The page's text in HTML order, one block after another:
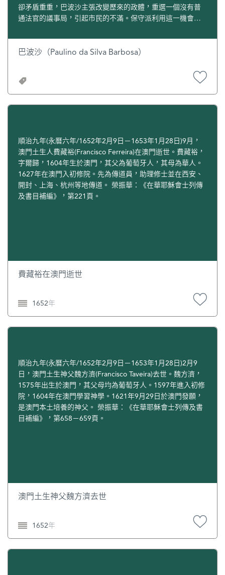
在“東望洋跑道”旁邊。 除參與澳門格蘭披治大賽外，德利車
隊是首支由華人擁有的一級方程式車隊，1978年、1981年、
劃，不再以德利車隊的名義出戰一級方程式賽車，但他對一
級方程式賽車的支持從未停止。 1983年，在德利的積極推動
改制為三級方程式賽車，德利車隊邀請新人冼拿（Ayrton
Senna da Silva）出戰，並取得冠軍，冼拿後晉身為一級方程
式賽車名將；成為一級方程式賽車冠軍的夏健侖（Mika
Hakkinen）等多位車壇名將，都是出自德利車隊。德利車隊
長車手，澳門大賽車博物館設專區展出與德利有關的展品。
他在香港淺水灣和澳門松山華宅的車房內，擺放著幾輛古董
跑車。一有煩惱，他就到車房看看他的寶貝。他說一看見它
們，一切煩惱便煙消雲散。 在大半生中，德利風流盡顯。
1983年，他在墨西哥度假勝地阿及培哥出盡風頭，請來世界
各地認識的52位前度女友及她們的丈夫、兒女，與他共度70
他的“豪舉”，名震全球。 德利妻子是何鴻燊之妹何婉婉，當
年德利前往西貢暫避戰亂時認識，雙雙墮入愛河。何婉婉居
他最疼愛的兒子。德利的港澳生意都交由長子葉慶華打理，
葉慶華原是他的侄子，後過繼給他。德利生育三子二女，從
醫的女兒因癌症病逝，年僅30歲。德利傷心了很長時間，並
捐獻一筆錢給癌病基金。 德利原持有約一成的澳娛股權，
國、加拿大都有產業，擁有財富估計逾20億港元。 1990年，
德利因腸出血在美國的專科醫院進行大手術。手術前，醫生
告訴他生存機會不大。不過，他還是從死裡逃生，可能與他
年輕時當甲組足球員練就的強健體魄和多年賽車練就的頑強
意志有關。 德利對風水深信不疑，其中環德成大廈辦事處，
電話、傢具等都與27年前入住時一樣，絲毫沒有變動。原
式。 葉德利生前好友前來弔唁，夏利里拉家族成員夏利萊博
士及兒子夏雅朗，賭王何鴻燊二太太的兄長藍鏵纓、三太太
陳婉珍及羅保爵士，許世勳和鄭裕彤等人送上花籃致意。何
鴻燊在兒子何猷龍及兒媳婦羅秀茵的陪同下，前來參加喪
下基礎。婉華幾個姐妹長得非常漂亮，舅媽（婉華）信奉天
主教，對我們幾個子侄非常照顧，我可以去英國讀書，全靠
瓊纓。當時，他家業大，工作非常繁忙，各種各樣應酬應接
不暇，需要一位女主人操持家務，並經常陪伴自己左右出席
昏迷一個月，健康狀況更差。二女何超賢憶述，母親蘇醒
時，已失去大部分記憶，長時間不懂進食，行動非常困難。
1981年6月，婉華的獨子何猷光及妻子Suki在何鴻燊位於葡萄
牙里斯本的寓所吃完飯，在回家途中因車禍身亡。何鴻燊極
露面，極少過問何鴻燊的感情事。由於她從不看中文報章，
身邊的人又不向她提及，丈夫跟其他三位太太的新聞，她知
道得很少。她早年出席慈善活動，是個粵劇迷。二女何超賢
悲痛地說，她（婉華）沒做過壞事，卻要承受很多病痛，上
天對她太不公平。 何鴻燊的四位太太當中，以婉華資產最
少。她住在澳門主教山兩層高大屋，長期重病癱瘓，何鴻燊
華的病情一直不穩定，多年來受盡腎病和腸病折磨，需要24
小時看護照顧，還要定期到香港養和醫院接受檢查。2003
沒帶她到醫院檢查。直至“非典”疫情減弱，家人才帶她從澳
門到香港入住養和醫院的私家病房檢查身體。“非典”期間，
婉華一直沒外出，大部分時間都臥床休養，親友一直陪伴
她。 因她身體日差，原住在澳門主教山大宅的何超雄，大部
婉華出院回到淺水灣一號大宅休養，何鴻燊放下手裡的工作
陪伴妻子下棋、打麻將。 何鴻燊每年都會為婉華慶祝生日。
2002年8月，婉華78歲大壽，他在澳門葡京擺了18桌宴席，
以自助餐形式為她賀壽。2003年生日，婉華在醫院度過，何
鴻燊及女兒都買了蛋糕為她慶祝，何鴻燊送她一束黃玫瑰和
一套鑽飾。 孫女何家華於2003年2月結婚時，婉華最後一次
的追思安息儀式在澳門大廟頂大堂舉行。2月25日早上和晚上
8點，澳門特別行政區政府降下半旗致哀。 澳門特區行政長官
安司司長張國華，全國政協常委吳福、楊俊文，以及港澳社
會知名人士、澳門葡裔社群及社會公益服務團體代表、澳娛
屬下機構有關負責人等近千人前來弔唁。 葬禮中，何鴻燊神
情哀傷沉重，在獻花灑土時動作震慄，神情激動。當時他已
卻矛盾重重，巴波沙主張改變歷來的政體，重選一個沒有普
通法官的議事局，引起市民的不滿。保守派利用這一機會，
沙，並將其押往印度受審。
巴波沙（Paulino da Silva Barbosa）
順治九年(永曆六年/1652年2月9日－1653年1月28日)9月，
澳門土生人費藏裕(Francisco Ferreira)在澳門逝世。費藏裕，
字爾歸，1604年生於澳門，其父為葡萄牙人，其母為華人。
1627年在澳門入初修院。先為傳道員，助理修士並在西安、
開封、上海、杭州等地傳道。 榮振華：《在華耶穌會士列傳
及書目補編》，第221頁。
費藏裕在澳門逝世
1652年
順治九年(永曆六年/1652年2月9日－1653年1月28日)2月9
日，澳門土生神父魏方濟(Francisco Taveira)去世。魏方濟，
1575年出生於澳門，其父母均為葡萄牙人。1597年進入初修
院，1604年在澳門學習神學。1621年9月29日於澳門發願，
是澳門本土培養的神父。 榮振華：《在華耶穌會士列傳及書
目補編》，第658－659頁。
澳門土生神父魏方濟去世
1652年